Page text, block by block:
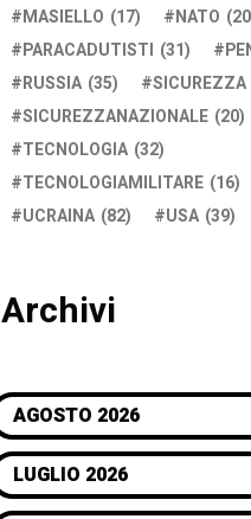
MASIELLO (17) NATO
PARACADUTISTI (31)
RUSSIA (35) SICUREZZA
SICUREZZANAZIONALE (20)
TECNOLOGIA (32)
TECNOLOGIAMILITARE (16)
UCRAINA (82) USA (39)
Archivi
AGOSTO 2026
LUGLIO 2026